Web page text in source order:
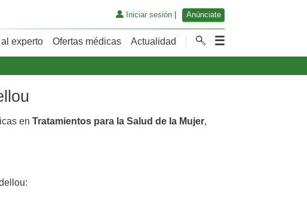
Iniciar sesión| Anúnciate
experto Ofertas médicas Actualidad
en Tratamientos para la Salud de la Mujer,